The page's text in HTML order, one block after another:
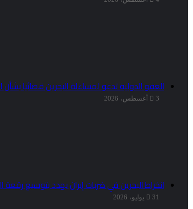
العفو الدولية تدعو لمساءلة البحرين قضائيا
3 أغسطس، 2026
انخراط البحرين في ضربات إيران يهدد بتوسيع
31 يوليو، 2026